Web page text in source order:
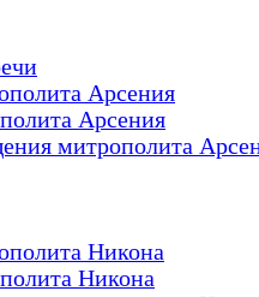
Арсения
Арсения
митрополита
Никона
Никона